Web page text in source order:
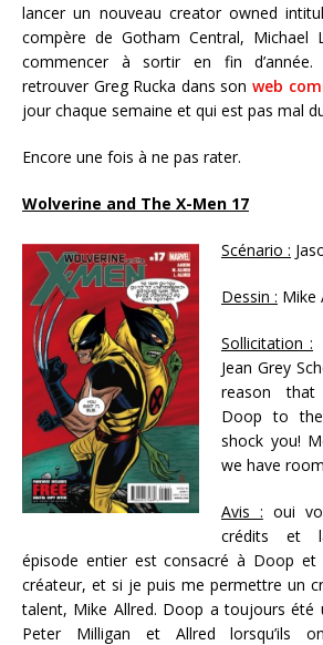
lancer un nouveau creator owned
compère de Gotham Central, Michael
commencer à sortir en fin d’année.
retrouver Greg Rucka dans son web
jour chaque semaine et qui est pas mal
Encore une fois à ne pas rater.
Wolverine and The X-Men 17
Scénario :
Dessin : Mike
Sollicitation :
Jean Grey
reason that
Doop to
shock you!
we have
Avis : oui
crédits et
épisode entier est consacré à Doop et
créateur, et si je puis me permettre un
talent, Mike Allred. Doop a toujours été
Peter Milligan et Allred lorsqu’ils